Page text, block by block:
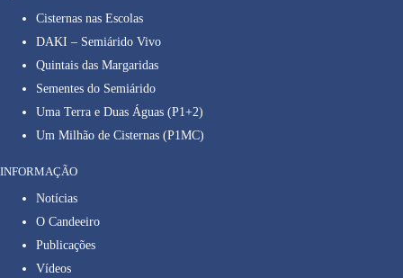
Cisternas nas Escolas
DAKI – Semiárido Vivo
Quintais das Margaridas
Sementes do Semiárido
Uma Terra e Duas Águas (P1+2)
Um Milhão de Cisternas (P1MC)
INFORMAÇÃO
Notícias
O Candeeiro
Publicações
Vídeos